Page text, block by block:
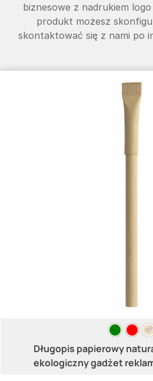
biznesowe z nadrukiem
produkt możesz
skontaktować się z nami po
Długopis papierowy
ekologiczny gadżet